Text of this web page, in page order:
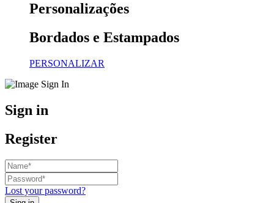
Personalizações
Bordados e Estampados
PERSONALIZAR
Sign in
Register
Lost your password?